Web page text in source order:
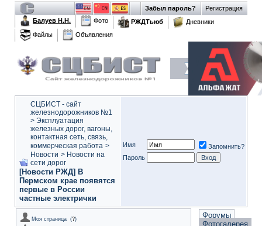
Регистрация
Забыл пароль?
Балуев Н.Н.
Фото РЖДТьюб
Дневники
Файлы
Объявления
СЦБИСТ - сайт
железнодорожников №1
> Эксплуатация
железных дорог, вагоны,
контактная сеть, связь,
коммерческая работа >
Новости > Новости на
сети дорог
[Новости РЖД] В
Пермском крае появятся
первые в России
частные электрички
Имя
Запомнить?
Пароль
Моя страница (?)
Форумы
Фотогалерея